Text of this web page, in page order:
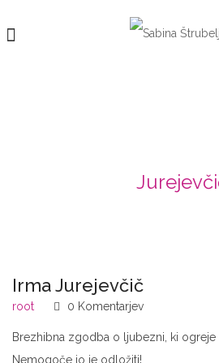
Irma Jurejevčič
root 0 Komentarjev
Brezhibna zgodba o ljubezni, ki ogreje
Nemogoče jo je odložiti!